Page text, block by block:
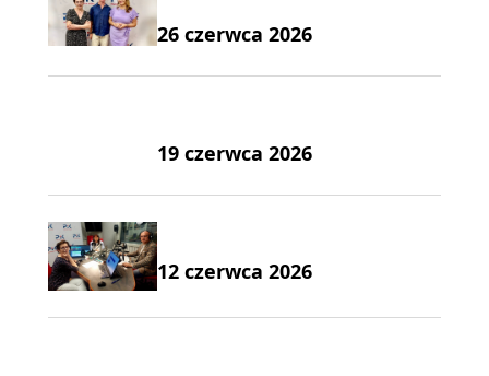
26 czerwca 2026
19 czerwca 2026
12 czerwca 2026